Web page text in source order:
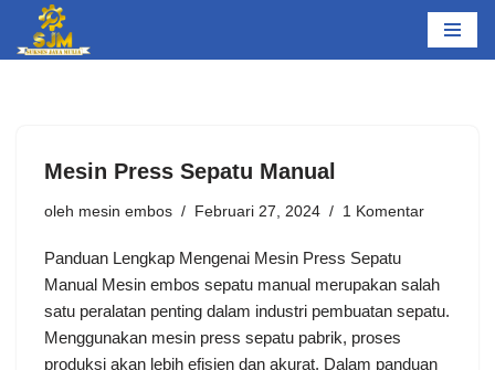
Lompat
Mesin Press Sepatu Manual
oleh mesin embos Februari 27, 2024 1 Komentar
Panduan Lengkap Mengenai Mesin Press Sepatu
Manual Mesin embos sepatu manual merupakan salah
satu peralatan penting dalam industri pembuatan sepatu.
Menggunakan mesin press sepatu pabrik, proses
produksi akan lebih efisien dan akurat. Dalam panduan